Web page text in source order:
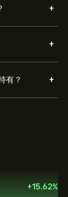
+
+
有？ +
+15.62%